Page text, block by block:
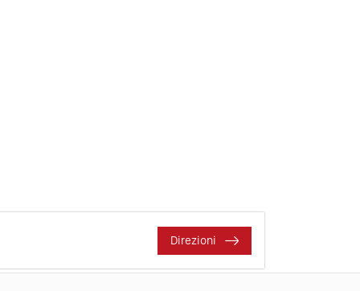
Direzioni